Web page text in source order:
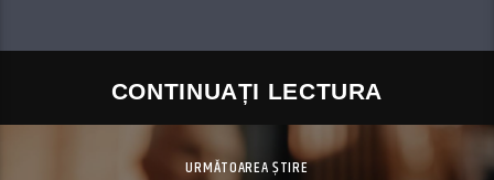
CONTINUAȚI LECTURA
URMĂTOAREA ȘTIRE